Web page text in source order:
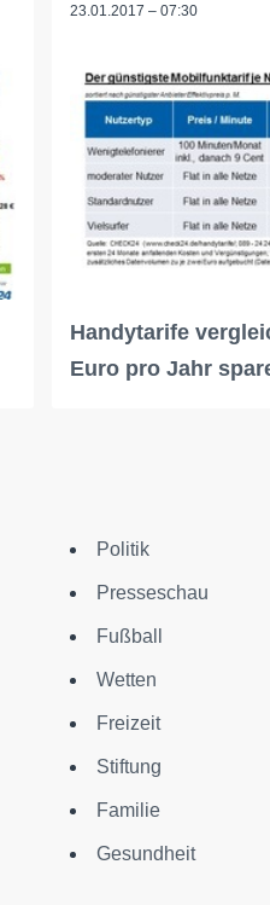
23.01.2017 – 07:30
Handytarife
Euro pro Jahr
Politik
Presseschau
Fußball
Wetten
Freizeit
Stiftung
Familie
Gesundheit